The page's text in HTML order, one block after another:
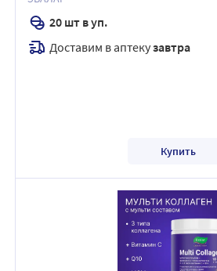
20 шт в уп.
Доставим в аптекузавтра
Купить